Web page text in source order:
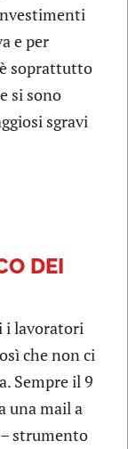
e per
soprattutto
si sono
sgravi
DEI
i lavoratori
che non ci
Sempre il 9
una mail a
strumento